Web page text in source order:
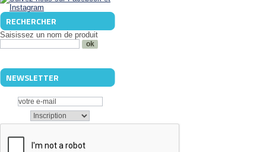
RECHERCHER
Saisissez un nom de produit
NEWSLETTER